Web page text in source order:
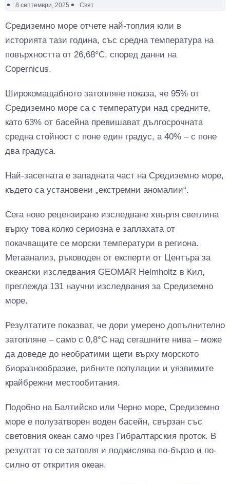
8 септември, 2025 Свят
Средиземно море отчете най-топлия юли в
историята тази година, със средна температура на
повърхността от 26,68°C, според данни на
Copernicus.
Широкомащабното затопляне показа, че 95% от
Средиземно море са с температури над средните,
като 63% от басейна превишават дългосрочната
средна стойност с поне един градус, а 40% – с поне
два градуса.
Най-засегната е западната част на Средиземно море,
където са установени „екстремни аномалии“.
Сега ново рецензирано изследване хвърля светлина
върху това колко сериозна е заплахата от
покачващите се морски температури в региона.
Метаанализ, ръководен от експерти от Центъра за
океански изследвания GEOMAR Helmholtz в Кил,
преглежда 131 научни изследвания за Средиземно
море.
Резултатите показват, че дори умерено допълнително
затопляне – само с 0,8°C над сегашните нива – може
да доведе до необратими щети върху морското
биоразнообразие, рибните популации и уязвимите
крайбрежни местообитания.
Подобно на Балтийско или Черно море, Средиземно
море е полузатворен воден басейн, свързан със
световния океан само чрез Гибралтарския проток. В
резултат то се затопля и подкислява по-бързо и по-
силно от открития океан.